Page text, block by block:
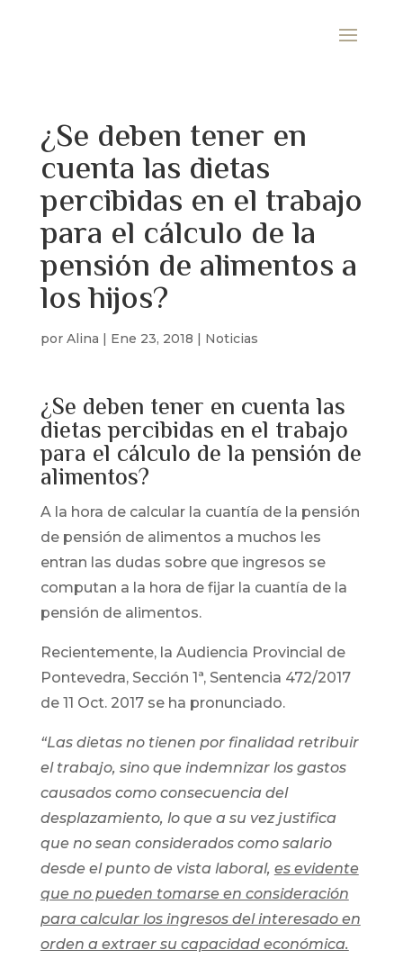
¿Se deben tener en
cuenta las dietas
percibidas en el trabajo
para el cálculo de la
pensión de alimentos a
los hijos?
por Alina | Ene 23, 2018 | Noticias
¿Se deben tener en cuenta las
dietas percibidas en el trabajo
para el cálculo de la pensión de
alimentos?
A la hora de calcular la cuantía de la pensión
de pensión de alimentos a muchos les
entran las dudas sobre que ingresos se
computan a la hora de fijar la cuantía de la
pensión de alimentos.
Recientemente, la Audiencia Provincial de
Pontevedra, Sección 1ª, Sentencia 472/2017
de 11 Oct. 2017 se ha pronunciado.
“Las dietas no tienen por finalidad retribuir
el trabajo, sino que indemnizar los gastos
causados como consecuencia del
desplazamiento, lo que a su vez justifica
que no sean considerados como salario
desde el punto de vista laboral, es evidente
que no pueden tomarse en consideración
para calcular los ingresos del interesado en
orden a extraer su capacidad económica.